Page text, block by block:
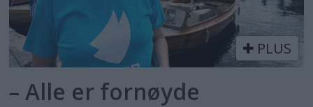
PLUS
– Alle er fornøyde